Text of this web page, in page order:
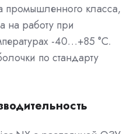
промышленного класса,
на работу при
-40…+85 °C.
по стандарту